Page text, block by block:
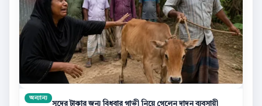
অন্যান্য
সুদের টাকার জন্য বিধবার গাভী নিয়ে গেলেন দাদন ব্যবসায়ী